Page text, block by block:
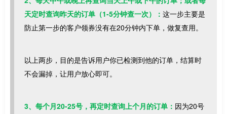
天定时查询昨天的订单（1-5分钟查一次）： 这一步主要是
防止第一步的客户领券没有在20分钟内下单，做复查用。
以上两步，目的是告诉用户你已检测到他的订单，结算时
不会漏掉，让用户放心即可。
3、每个月20-25号，再定时查询上个月的订单： 因为20号